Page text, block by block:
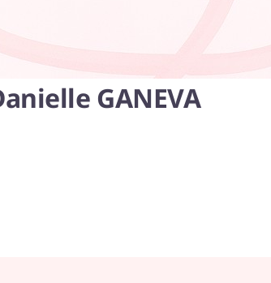
GANEVA